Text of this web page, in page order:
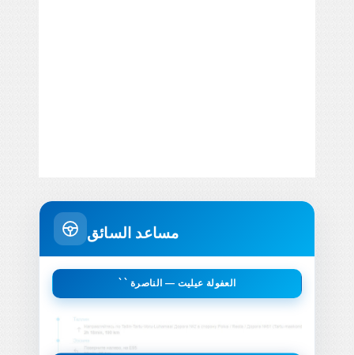
مساعد السائق
` ` العفولة عيليت — الناصرة